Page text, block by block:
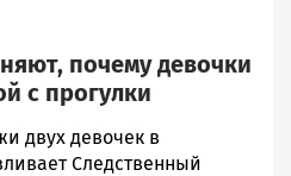
почему девочки
с прогулки
двух девочек в
Следственный